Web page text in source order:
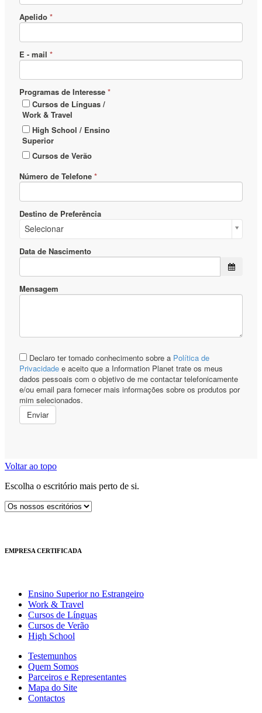
Voltar ao topo
Escolha o escritório mais perto de si.
EMPRESA CERTIFICADA
Ensino Superior no Estrangeiro
Work & Travel
Cursos de Línguas
Cursos de Verão
High School
Testemunhos
Quem Somos
Parceiros e Representantes
Mapa do Site
Contactos